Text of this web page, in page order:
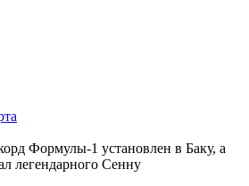
Формулы-1 установлен в Баку, а
легендарного Сенну